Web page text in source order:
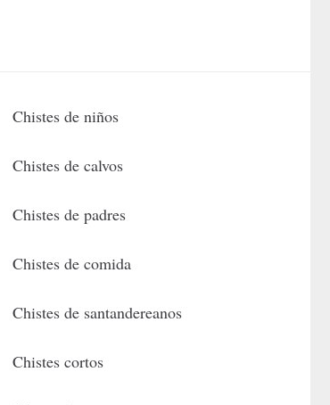
Chistes de niños
Chistes de calvos
Chistes de padres
Chistes de comida
Chistes de santandereanos
Chistes cortos